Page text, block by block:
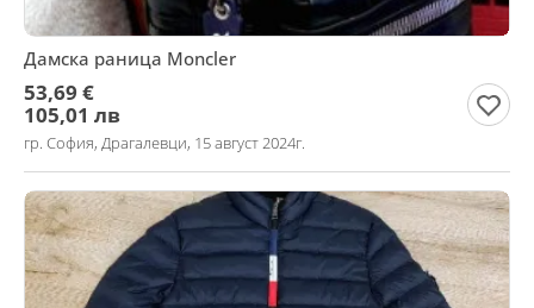
Дамска раница Moncler
53,69 €
105,01 лв
гр. София, Драгалевци, 15 август 2024г.